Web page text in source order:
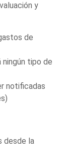
y
de
ningún tipo de
notificadas
desde la